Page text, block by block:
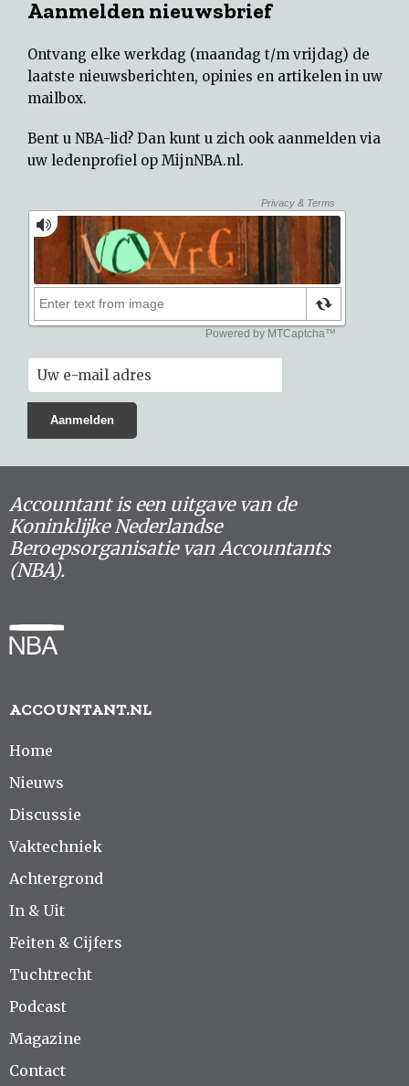
Aanmelden nieuwsbrief
Ontvang elke werkdag (maandag t/m vrijdag) de
laatste nieuwsberichten, opinies en artikelen in uw
mailbox.
Bent u NBA-lid? Dan kunt u zich ook aanmelden via
uw ledenprofiel op MijnNBA.nl.
Accountant is een uitgave van de
Koninklijke Nederlandse
Beroepsorganisatie van Accountants
(NBA).
ACCOUNTANT.NL
Home
Nieuws
Discussie
Vaktechniek
Achtergrond
In & Uit
Feiten & Cijfers
Tuchtrecht
Podcast
Magazine
Contact